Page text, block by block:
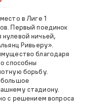
в Лиге 1
Первый поединок
ничьей,
Ривьеру».
благодаря
способны
борьбу.
стадиону.
с решением вопроса